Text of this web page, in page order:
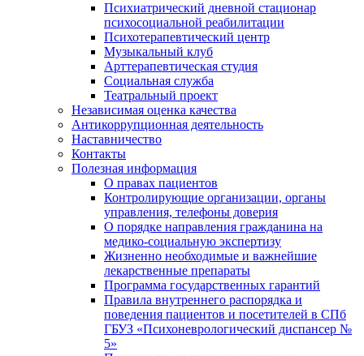
Психиатрический дневной стационар
психосоциальной реабилитации
Психотерапевтический центр
Музыкальный клуб
Арттерапевтическая студия
Социальная служба
Театральный проект
Независимая оценка качества
Антикоррупционная деятельность
Наставничество
Контакты
Полезная информация
О правах пациентов
Контролирующие организации, органы
управления, телефоны доверия
О порядке направления гражданина на
медико-социальную экспертизу
Жизненно необходимые и важнейшие
лекарственные препараты
Программа государственных гарантий
Правила внутреннего распорядка и
поведения пациентов и посетителей в СПб
ГБУЗ «Психоневрологический диспансер №
5»